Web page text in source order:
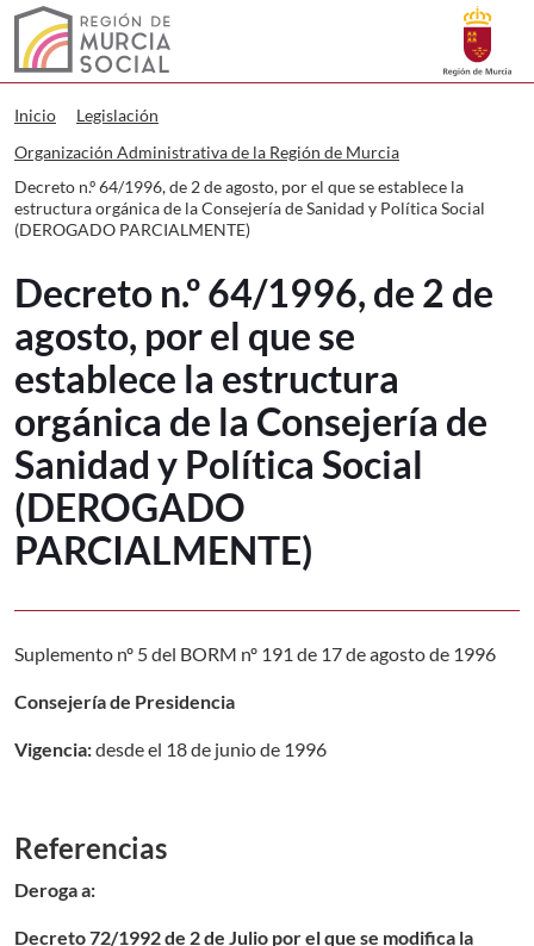
Murcia Social Decreto n.º 64/1996,
Buscar
Inicio
Legislación
Organización Administrativa de la Región de Murcia
Decreto n.º 64/1996, de 2 de agosto, por el que se establece la
estructura orgánica de la Consejería de Sanidad y Política Social
(DEROGADO PARCIALMENTE)
Decreto n.º 64/1996, de 2 de
agosto, por el que se
establece la estructura
orgánica de la Consejería de
Sanidad y Política Social
(DEROGADO
PARCIALMENTE)
Suplemento nº 5 del BORM nº 191 de 17 de agosto de 1996
Consejería de Presidencia
Vigencia:desde el 18 de junio de 1996
Referencias
Deroga a:
Decreto 72/1992 de 2 de Julio por el que se modifica la